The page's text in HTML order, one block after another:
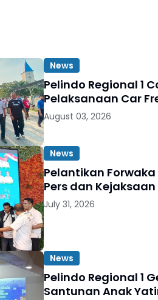
News
Pelindo Regional 1
Pelaksanaan Car
August 03, 2026
News
Pelantikan
Pers dan Kejaksaan
July 31, 2026
News
Pelindo Regional 1
Santunan Anak